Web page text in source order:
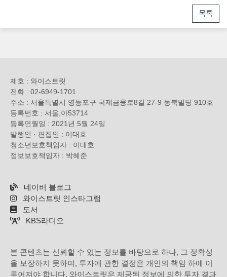
목록
제호 : 와이스트릿
전화 : 02-6949-1701
주소 : 서울특별시 영등포구 국제금융로8길 27-9 동북빌딩 910호
등록번호 : 서울,아53714
등록연월일 : 2021년 5월 24일
발행인 · 편집인 : 이대호
청소년보호책임자 : 이대호
정보보호책임자 : 박혜준
네이버 블로그
와이스트릿 인스타그램
도서
KBS라디오
본 콘텐츠는 신뢰할 수 있는 정보를 바탕으로 하나, 그 정확성
을 보장하지 못하며, 투자에 관한 결정은 개인의 책임 하에 이
루어져야 합니다. 와이스트릿은 제공된 정보에 의한 투자 결과